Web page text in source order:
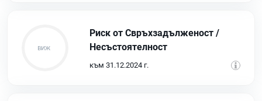
Риск от Свръхзадълженост /
Несъстоятелност
към 31.12.2024 г.